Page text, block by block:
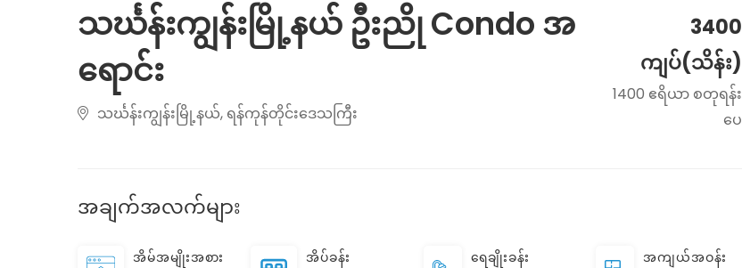
သင်္ဃန်းကျွန်းမြို့နယ် ဦးညို Condo အ
ရောင်း
သင်္ဃန်းကျွန်းမြို့နယ်, ရန်ကုန်တိုင်းဒေသကြီး
3400
ကျပ်(သိန်း)
1400 ဧရိယာ စတုရန်း
ပေ
အချက်အလက်များ
အိမ်အမျိုးအစား အိပ်ခန်း ရေချိုးခန်း အကျယ်အဝန်း